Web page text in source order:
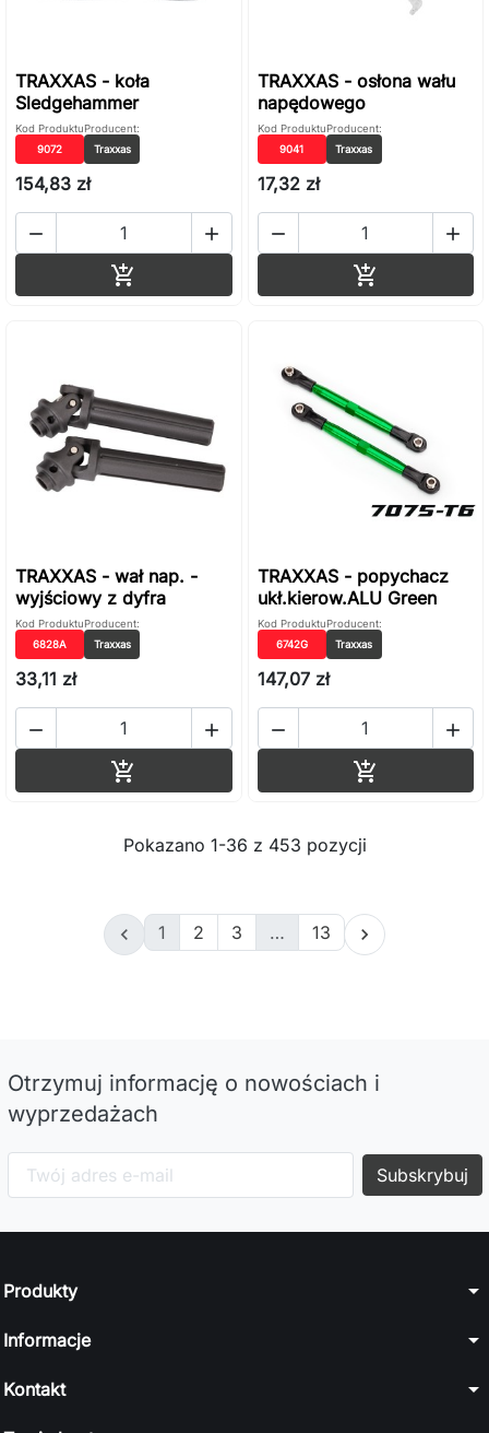
TRAXXAS - koła
Sledgehammer
Kod Produktu
9072
Producent:
Traxxas
154,83 zł
 

TRAXXAS - osłona wału
napędowego
Kod Produktu
9041
Producent:
Traxxas
17,32 zł
 

TRAXXAS - wał nap. -
wyjściowy z dyfra
Kod Produktu
6828A
Producent:
Traxxas
33,11 zł
 

TRAXXAS - popychacz
ukł.kierow.ALU Green
Kod Produktu
6742G
Producent:
Traxxas
147,07 zł
 

Pokazano 1-36 z 453 pozycji
 1 2 3 … 13 
Otrzymuj informację o nowościach i
wyprzedażach
Produkty arrow_drop_down
Informacje arrow_drop_down
Kontakt arrow_drop_down